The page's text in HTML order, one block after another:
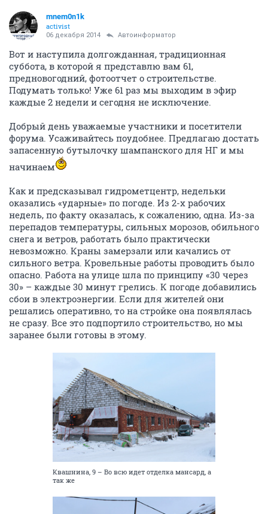
mnem0n1k
activist
06 декабря 2014 Автоинформатор
Вот и наступила долгожданная, традиционная
суббота, в которой я представлю вам 61,
предновогодний, фотоотчет о строительстве.
Подумать только! Уже 61 раз мы выходим в эфир
каждые 2 недели и сегодня не исключение.
Добрый день уважаемые участники и посетители
форума. Усаживайтесь поудобнее. Предлагаю достать
запасенную бутылочку шампанского для НГ и мы
начинаем
Как и предсказывал гидрометцентр, недельки
оказались «ударные» по погоде. Из 2-х рабочих
недель, по факту оказалась, к сожалению, одна. Из-за
перепадов температуры, сильных морозов, обильного
снега и ветров, работать было практически
невозможно. Краны замерзали или качались от
сильного ветра. Кровельные работы проводить было
опасно. Работа на улице шла по принципу «30 через
30» – каждые 30 минут грелись. К погоде добавились
сбои в электроэнергии. Если для жителей они
решались оперативно, то на стройке она появлялась
не сразу. Все это подпортило строительство, но мы
заранее были готовы в этому.
Квашнина, 9 – Во всю идет отделка мансард, а
так же